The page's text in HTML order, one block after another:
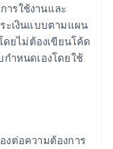
ารใช้งานและ
ะเงินแบบตามแผน
ยไม่ต้องเขียนโค้ด
ำหนดเองโดยใช้
งต่อความต้องการ